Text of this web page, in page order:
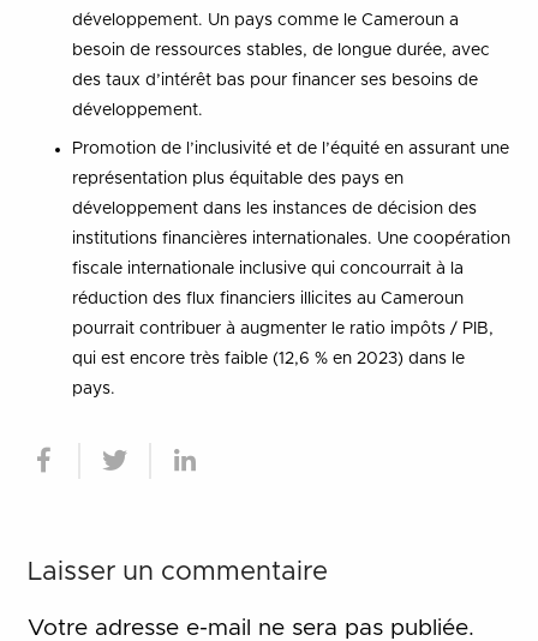
développement. Un pays comme le Cameroun a
besoin de ressources stables, de longue durée, avec
des taux d’intérêt bas pour financer ses besoins de
développement.
Promotion de l’inclusivité et de l’équité en assurant une
représentation plus équitable des pays en
développement dans les instances de décision des
institutions financières internationales. Une coopération
fiscale internationale inclusive qui concourrait à la
réduction des flux financiers illicites au Cameroun
pourrait contribuer à augmenter le ratio impôts / PIB,
qui est encore très faible (12,6 % en 2023) dans le
pays.
Laisser un commentaire
Votre adresse e-mail ne sera pas publiée.